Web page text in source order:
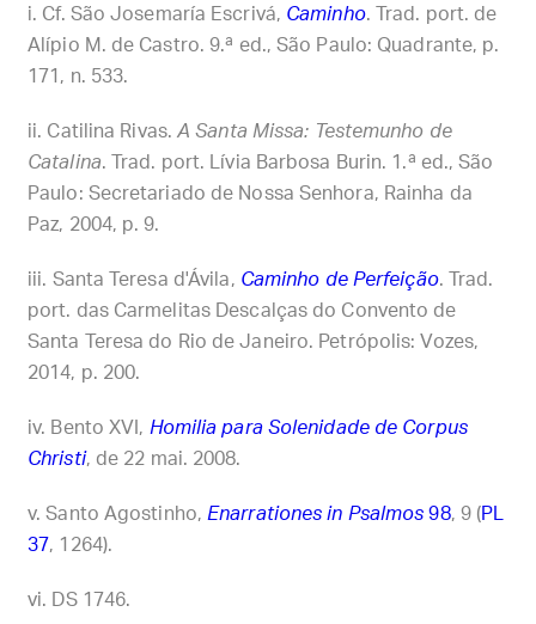
Cf. São Josemaría Escrivá, Caminho. Trad. port. de
Alípio M. de Castro. 9.ª ed., São Paulo: Quadrante, p.
171, n. 533.
Catilina Rivas.A Santa Missa: Testemunho de
Catalina. Trad. port. Lívia Barbosa Burin. 1.ª ed., São
Paulo: Secretariado de Nossa Senhora, Rainha da
Paz, 2004, p. 9.
Santa Teresa d'Ávila, Caminho de Perfeição. Trad.
port. das Carmelitas Descalças do Convento de
Santa Teresa do Rio de Janeiro. Petrópolis: Vozes,
2014, p. 200.
Bento XVI, Homilia para Solenidade de Corpus
Christi, de 22 mai. 2008.
Santo Agostinho, Enarrationes in Psalmos 98, 9 (PL
37, 1264).
DS 1746.